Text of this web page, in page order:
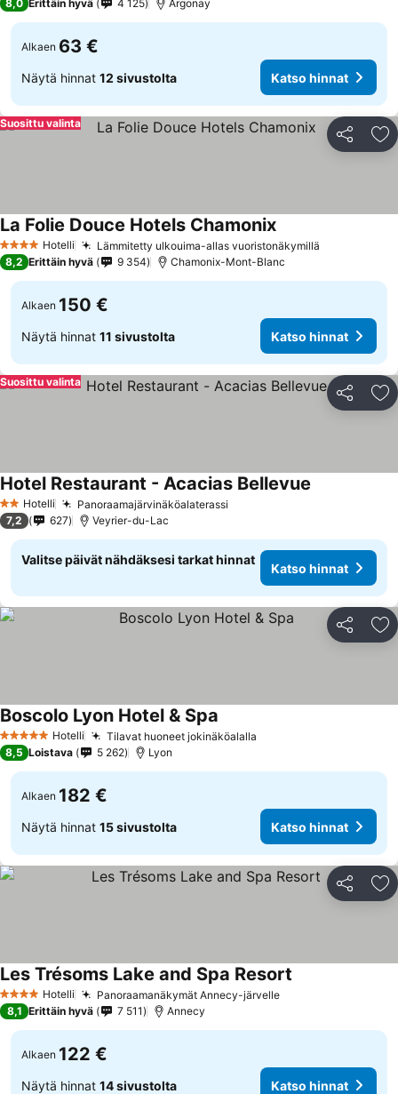
8,0 Erittäin hyvä 4 125 Argonay
Alkaen 63 €
Näytä hinnat 12 sivustolta Katso hinnat
Jaa
Suosittu valinta
4 Tähtiluokitus
Hotelli Lämmitetty ulkouima-allas vuoristonäkymillä
La Folie Douce Hotels ChamonixKatso hinnat
8,2 Erittäin hyvä 9 354 Chamonix-Mont-Blanc
Alkaen 150 €
Näytä hinnat 11 sivustolta Katso hinnat
Jaa
Suosittu valinta
2 Tähtiluokitus
Hotelli Panoraamajärvinäköalaterassi
Hotel Restaurant - Acacias Bellevue
7,2 627 Veyrier-du-Lac
Valitse päivät nähdäksesi tarkat hinnat
Katso hinnat
Jaa
5 Tähtiluokitus
Hotelli Tilavat huoneet jokinäköalalla
Boscolo Lyon Hotel & Spa
8,5 Loistava 5 262 Lyon
Alkaen 182 €
Näytä hinnat 15 sivustolta Katso hinnat
Jaa
4 Tähtiluokitus
Hotelli Panoraamanäkymät Annecy-järvelleKatso hinnat
Les Trésoms Lake and Spa Resort
8,1 Erittäin hyvä 7 511 Annecy
Alkaen 122 €
Näytä hinnat 14 sivustolta Katso hinnat